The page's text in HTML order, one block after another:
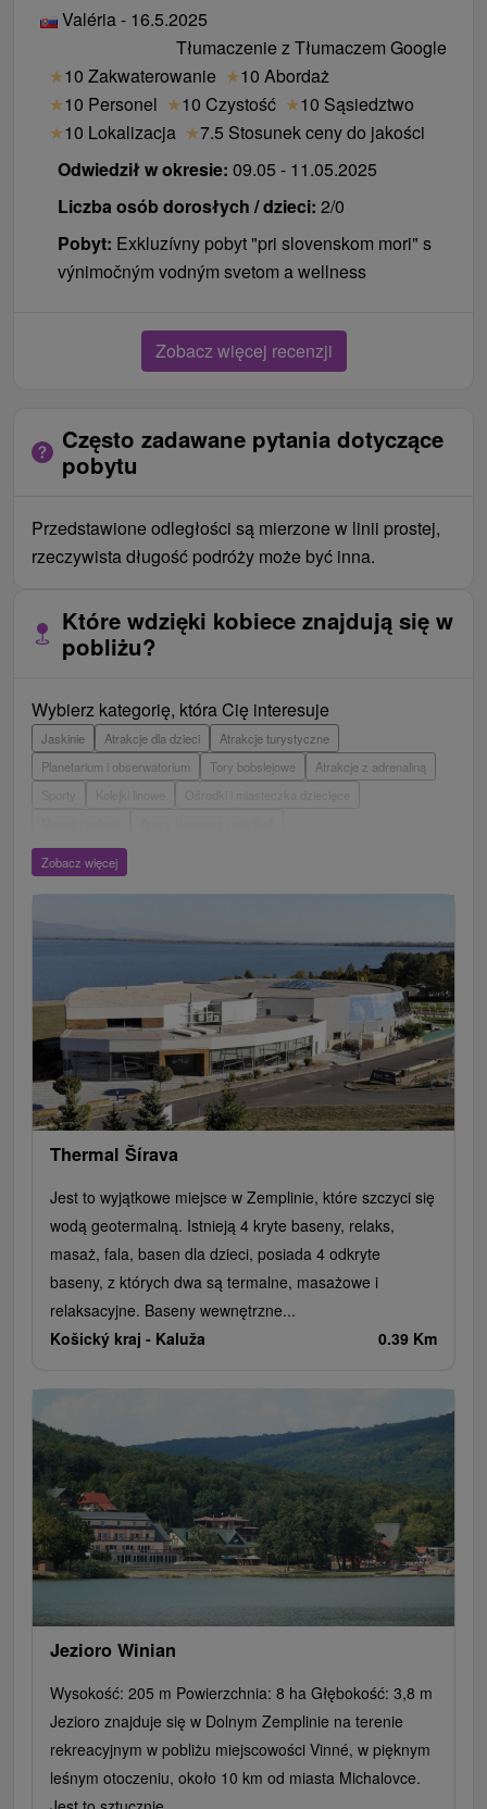
Valéria - 16.5.2025
Tłumaczenie z Tłumaczem Google
★10 Zakwaterowanie ★10 Abordaż
★10 Personel ★10 Czystość ★10 Sąsiedztwo
★10 Lokalizacja ★7.5 Stosunek ceny do jakości
Odwiedził w okresie: 09.05 - 11.05.2025
Liczba osób dorosłych / dzieci: 2/0
Pobyt: Exkluzívny pobyt "pri slovenskom mori" s
výnimočným vodným svetom a wellness
Zobacz więcej recenzji
Często zadawane pytania dotyczące
pobytu
Przedstawione odległości są mierzone w linii prostej,
rzeczywista długość podróży może być inna.
Które wdzięki kobiece znajdują się w
pobliżu?
Wybierz kategorię, która Cię interesuje
Jaskinie Atrakcje dla dzieci
Atrakcje turystyczne
Planetarium i obserwatorium
Tory bobslejowe
Atrakcje z adrenaliną
Wieże obserwacyjne i chodniki
Aquaparki, baseny
Tarcze
Jeziora, jeziora, zbiorniki wodne
Jazda konna
Túry a turistické chodníky
Chaty górskie Zamki
Teatry
Miejsca sakralne
Rafting, rafting, rafting
Ośrodek narciarski
Parki miejskie i zamkowe
Obiekty architektoniczne
Pola golfowe
Amfiteatry i kina w przyrodzie
Cyklotrasy Szlaki winne
Zobacz więcej
Thermal Šírava
Jest to wyjątkowe miejsce w Zemplinie, które szczyci się
wodą geotermalną. Istnieją 4 kryte baseny, relaks,
masaż, fala, basen dla dzieci, posiada 4 odkryte
baseny, z których dwa są termalne, masażowe i
relaksacyjne. Baseny wewnętrzne...
Košický kraj - Kaluža 0.39 Km
Jezioro Winian
Wysokość: 205 m Powierzchnia: 8 ha Głębokość: 3,8 m
Jezioro znajduje się w Dolnym Zemplinie na terenie
rekreacyjnym w pobliżu miejscowości Vinné, w pięknym
leśnym otoczeniu, około 10 km od miasta Michalovce.